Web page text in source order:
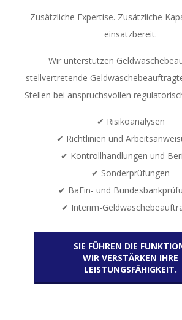
Zusätzliche Expertise. Zusätzliche
einsatzbereit.
Wir unterstützen
stellvertretende
Stellen bei anspruchsvollen
✔ Risikoanalysen
✔ Richtlinien und
✔ Kontrollhandlungen und
✔ Sonderprüfungen
✔ BaFin- und
✔ Interim-
SIE FÜHREN DIE
WIR VERSTÄRKEN IHRE
LEISTUNGSFÄHIGKEIT.